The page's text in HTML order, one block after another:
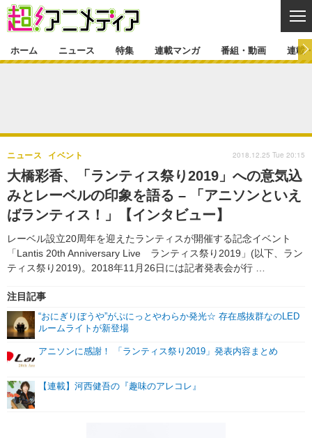
ゲーム・アプリ マンガ
グッズ イベント
声優 コスプレ
舞台 新帝スタ
特集一覧 カバー
ラキりす
連載マンガ
連載マンガ一覧
番組・動画
番組・動画一覧 ラジオ
動画
連載・ブログ
連載・ブログ一覧 コラム
編集部ブログ・お知らせ
ホーム ニュース 特集 連載マンガ 番組・動画 連載
大橋彩香、「ランティス祭り2019」への意気込
みとレーベルの印象を語る – 「アニソンといえ
ばランティス！」【インタビュー】
レーベル設立20周年を迎えたランティスが開催する記念イベント
「Lantis 20th Anniversary Live ランティス祭り2019」(以下、ラン
ティス祭り2019)。2018年11月26日には記者発表会が行 …
ニュース イベント
注目記事
“おにぎりぼうや”がぷにっとやわらか発光☆ 存在感抜群なのLED
ルームライトが新登場
アニソンに感謝！ 「ランティス祭り2019」発表内容まとめ
【連載】河西健吾の『趣味のアレコレ』
2018.12.25 Tue 20:15